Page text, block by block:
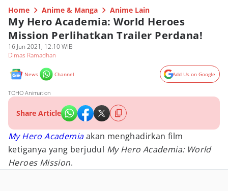
Home Anime & Manga Anime Lain
My Hero Academia: World Heroes
Mission Perlihatkan Trailer Perdana!
16 Jun 2021, 12:10 WIB
Dimas Ramadhan
News Channel Add Us on Google
TOHO Animation
Share Article
My Hero Academia akan menghadirkan film
ketiganya yang berjudul My Hero Academia: World
Heroes Mission.